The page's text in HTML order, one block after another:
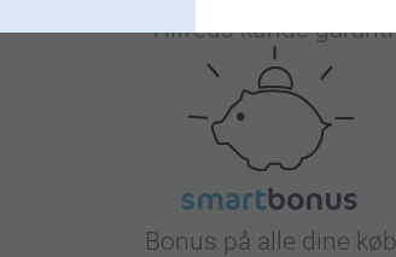
Tilfreds kunde garanti
Bonus på alle dine køb